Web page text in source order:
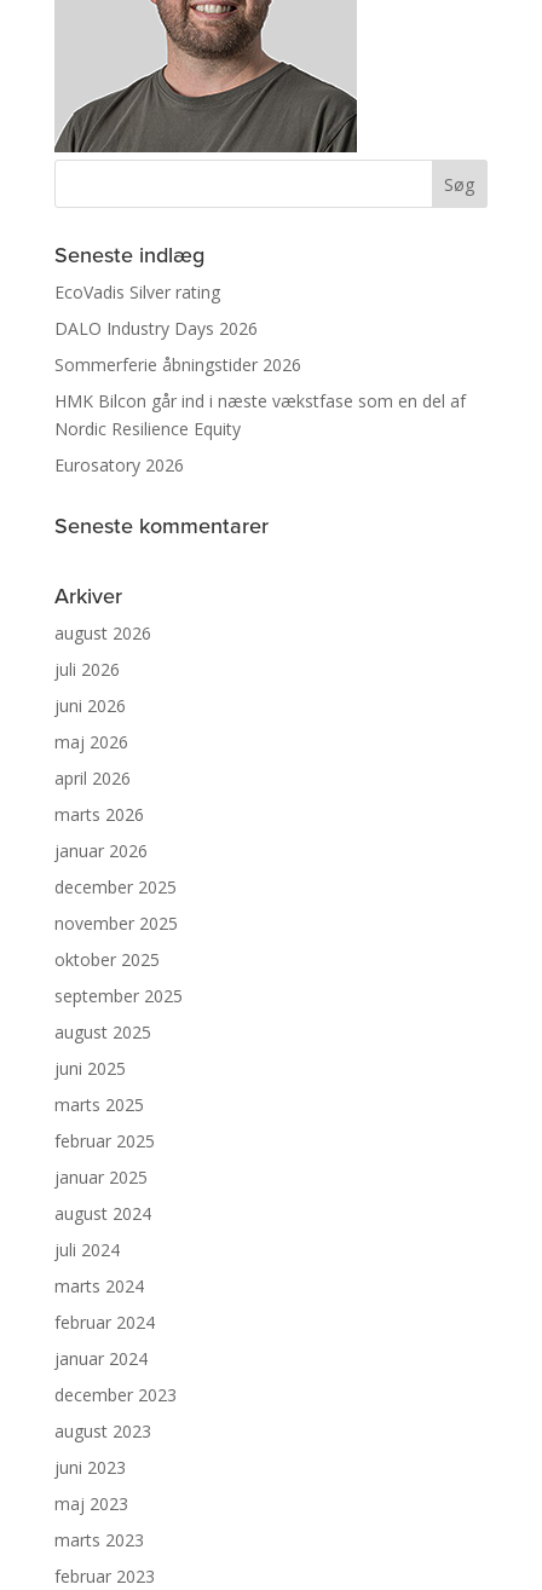
Seneste indlæg
EcoVadis Silver rating
DALO Industry Days 2026
Sommerferie åbningstider 2026
HMK Bilcon går ind i næste vækstfase som en del af
Nordic Resilience Equity
Eurosatory 2026
Seneste kommentarer
Arkiver
august 2026
juli 2026
juni 2026
maj 2026
april 2026
marts 2026
januar 2026
december 2025
november 2025
oktober 2025
september 2025
august 2025
juni 2025
marts 2025
februar 2025
januar 2025
august 2024
juli 2024
marts 2024
februar 2024
januar 2024
december 2023
august 2023
juni 2023
maj 2023
marts 2023
februar 2023